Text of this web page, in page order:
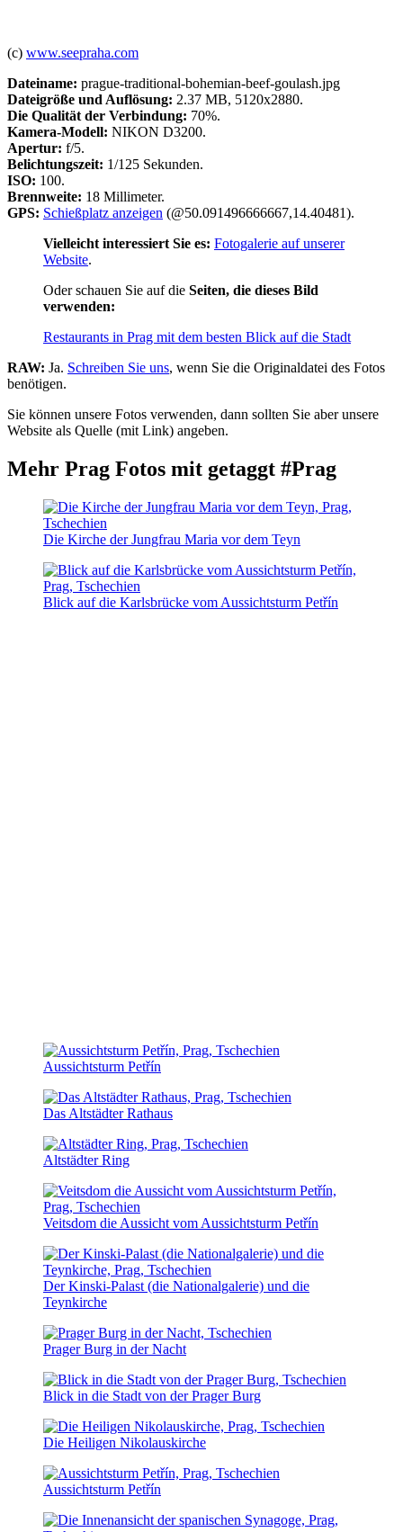
(c) www.seepraha.com
Dateiname: prague-traditional-bohemian-beef-goulash.jpg
Dateigröße und Auflösung: 2.37 MB, 5120x2880.
Die Qualität der Verbindung: 70%.
Kamera-Modell: NIKON D3200.
Apertur: f/5.
Belichtungszeit: 1/125 Sekunden.
ISO: 100.
Brennweite: 18 Millimeter.
GPS: Schießplatz anzeigen (@50.091496666667,14.40481).
Vielleicht interessiert Sie es: Fotogalerie auf unserer
Website.
Oder schauen Sie auf die Seiten, die dieses Bild
verwenden:
Restaurants in Prag mit dem besten Blick auf die Stadt
RAW: Ja. Schreiben Sie uns, wenn Sie die Originaldatei des Fotos
benötigen.
Sie können unsere Fotos verwenden, dann sollten Sie aber unsere
Website als Quelle (mit Link) angeben.
Mehr Prag Fotos mit getaggt #Prag
Die Kirche der Jungfrau Maria vor dem Teyn
Blick auf die Karlsbrücke vom Aussichtsturm Petřín
Aussichtsturm Petřín
Das Altstädter Rathaus
Altstädter Ring
Veitsdom die Aussicht vom Aussichtsturm Petřín
Der Kinski-Palast (die Nationalgalerie) und die
Teynkirche
Prager Burg in der Nacht
Blick in die Stadt von der Prager Burg
Die Heiligen Nikolauskirche
Aussichtsturm Petřín